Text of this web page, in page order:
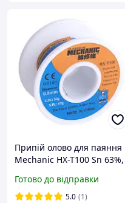
Припій олово для паяння
Mechaniс HX-T100 Sn 63%,
мм, 50 г
Готово до відправки
5.0 (1)